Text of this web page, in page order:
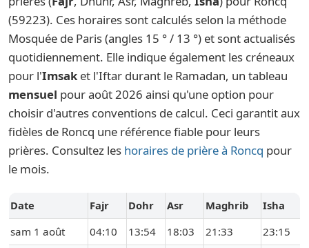
(59223). Ces horaires sont calculés selon la méthode
Mosquée de Paris (angles 15 ° / 13 °) et sont actualisés
quotidiennement. Elle indique également les créneaux
pour l'Imsak et l'Iftar durant le Ramadan, un tableau
mensuel pour août 2026 ainsi qu'une option pour
choisir d'autres conventions de calcul. Ceci garantit aux
fidèles de Roncq une référence fiable pour leurs
prières. Consultez les horaires de prière à Roncq pour
le mois.
Date Fajr Dohr Asr Maghrib
Isha
sam 1 août
04:10 13:54 18:03 21:33
23:15